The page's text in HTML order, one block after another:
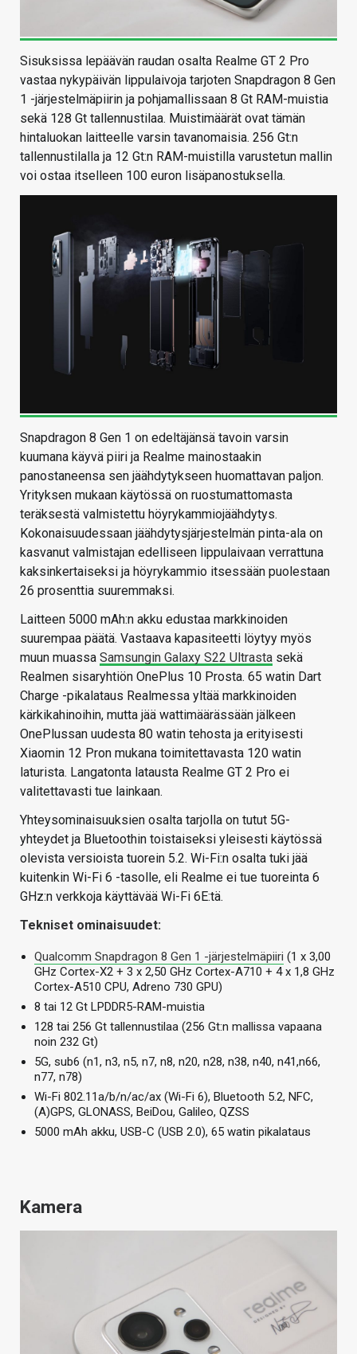
Sisuksissa lepäävän raudan osalta Realme GT 2 Pro
vastaa nykypäivän lippulaivoja tarjoten Snapdragon 8 Gen
1 -järjestelmäpiirin ja pohjamallissaan 8 Gt RAM-muistia
sekä 128 Gt tallennustilaa. Muistimäärät ovat tämän
hintaluokan laitteelle varsin tavanomaisia. 256 Gt:n
tallennustilalla ja 12 Gt:n RAM-muistilla varustetun mallin
voi ostaa itselleen 100 euron lisäpanostuksella.
Snapdragon 8 Gen 1 on edeltäjänsä tavoin varsin
kuumana käyvä piiri ja Realme mainostaakin
panostaneensa sen jäähdytykseen huomattavan paljon.
Yrityksen mukaan käytössä on ruostumattomasta
teräksestä valmistettu höyrykammiojäähdytys.
Kokonaisuudessaan jäähdytysjärjestelmän pinta-ala on
kasvanut valmistajan edelliseen lippulaivaan verrattuna
kaksinkertaiseksi ja höyrykammio itsessään puolestaan
26 prosenttia suuremmaksi.
Laitteen 5000 mAh:n akku edustaa markkinoiden
suurempaa päätä. Vastaava kapasiteetti löytyy myös
muun muassa Samsungin Galaxy S22 Ultrasta sekä
Realmen sisaryhtiön OnePlus 10 Prosta. 65 watin Dart
Charge -pikalataus Realmessa yltää markkinoiden
kärkikahinoihin, mutta jää wattimäärässään jälkeen
OnePlussan uudesta 80 watin tehosta ja erityisesti
Xiaomin 12 Pron mukana toimitettavasta 120 watin
laturista. Langatonta latausta Realme GT 2 Pro ei
valitettavasti tue lainkaan.
Yhteysominaisuuksien osalta tarjolla on tutut 5G-
yhteydet ja Bluetoothin toistaiseksi yleisesti käytössä
olevista versioista tuorein 5.2. Wi-Fi:n osalta tuki jää
kuitenkin Wi-Fi 6 -tasolle, eli Realme ei tue tuoreinta 6
GHz:n verkkoja käyttävää Wi-Fi 6E:tä.
Tekniset ominaisuudet:
Qualcomm Snapdragon 8 Gen 1 -järjestelmäpiiri (1 x 3,00
GHz Cortex-X2 + 3 x 2,50 GHz Cortex-A710 + 4 x 1,8 GHz
Cortex-A510 CPU, Adreno 730 GPU)
8 tai 12 Gt LPDDR5-RAM-muistia
128 tai 256 Gt tallennustilaa (256 Gt:n mallissa vapaana
noin 232 Gt)
5G, sub6 (n1, n3, n5, n7, n8, n20, n28, n38, n40, n41,n66,
n77, n78)
Wi-Fi 802.11a/b/n/ac/ax (Wi-Fi 6), Bluetooth 5.2, NFC,
(A)GPS, GLONASS, BeiDou, Galileo, QZSS
5000 mAh akku, USB-C (USB 2.0), 65 watin pikalataus
Kamera